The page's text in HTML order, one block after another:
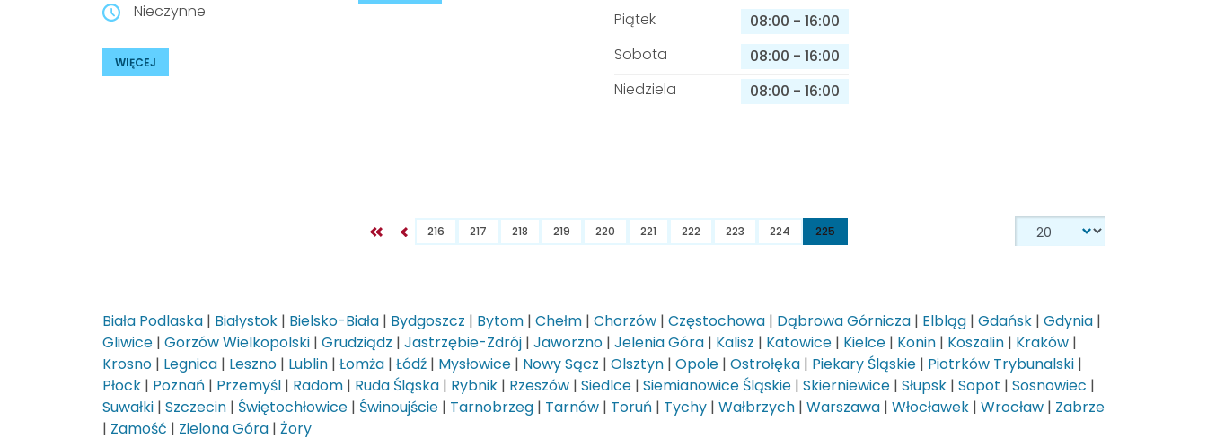
Nieczynne
WIĘCEJ
Piątek
08:00 - 16:00
Sobota
08:00 - 16:00
Niedziela
08:00 - 16:00
216 217 218 219 220 221 222 223 224 225
Biała Podlaska | Białystok | Bielsko-Biała | Bydgoszcz | Bytom | Chełm | Chorzów | Częstochowa | Dąbrowa Górnicza | Elbląg | Gdańsk | Gdynia |
Gliwice | Gorzów Wielkopolski | Grudziądz | Jastrzębie-Zdrój | Jaworzno | Jelenia Góra | Kalisz | Katowice | Kielce | Konin | Koszalin | Kraków |
Krosno | Legnica | Leszno | Lublin | Łomża | Łódź | Mysłowice | Nowy Sącz | Olsztyn | Opole | Ostrołęka | Piekary Śląskie | Piotrków Trybunalski |
Płock | Poznań | Przemyśl | Radom | Ruda Śląska | Rybnik | Rzeszów | Siedlce | Siemianowice Śląskie | Skierniewice | Słupsk | Sopot | Sosnowiec |
Suwałki | Szczecin | Świętochłowice | Świnoujście | Tarnobrzeg | Tarnów | Toruń | Tychy | Wałbrzych | Warszawa | Włocławek | Wrocław | Zabrze
| Zamość | Zielona Góra | Żory